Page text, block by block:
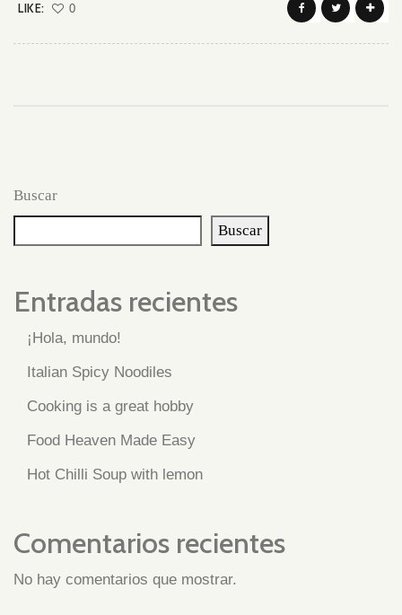
LIKE: 0
Buscar
Buscar
Entradas recientes
¡Hola, mundo!
Italian Spicy Noodiles
Cooking is a great hobby
Food Heaven Made Easy
Hot Chilli Soup with lemon
Comentarios recientes
No hay comentarios que mostrar.